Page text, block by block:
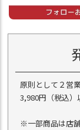
原則として２営
3,980円（税込）
※一部商品は店